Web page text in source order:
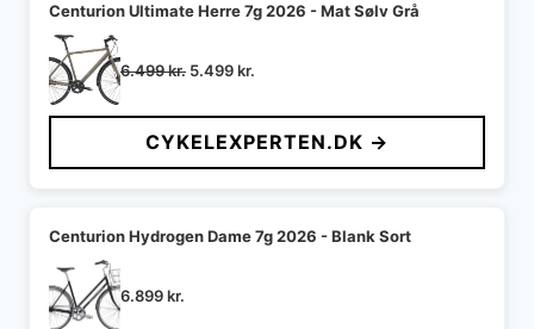
Centurion Ultimate Herre 7g 2026 - Mat Sølv Grå
6.499kr. Den
pris
var:
6.499 kr..
5.499kr.
pris
er:
5.499 kr..
CYKELEXPERTEN.DK →
Centurion Hydrogen Dame 7g 2026 - Blank Sort
6.899kr.